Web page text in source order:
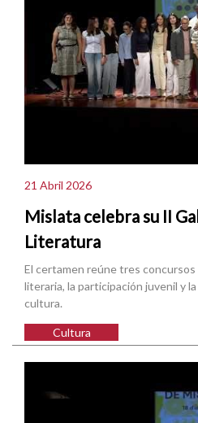
21 Abril 2026
Mislata celebra su II
Literatura
El certamen reúne tres
literaria, la participación juvenil y
cultura.
Cultura